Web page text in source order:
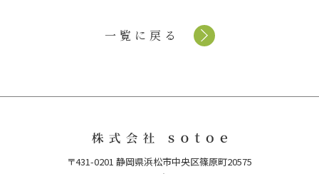
一覧に戻る
〒431-0201 静岡県浜松市中央区篠原町20575